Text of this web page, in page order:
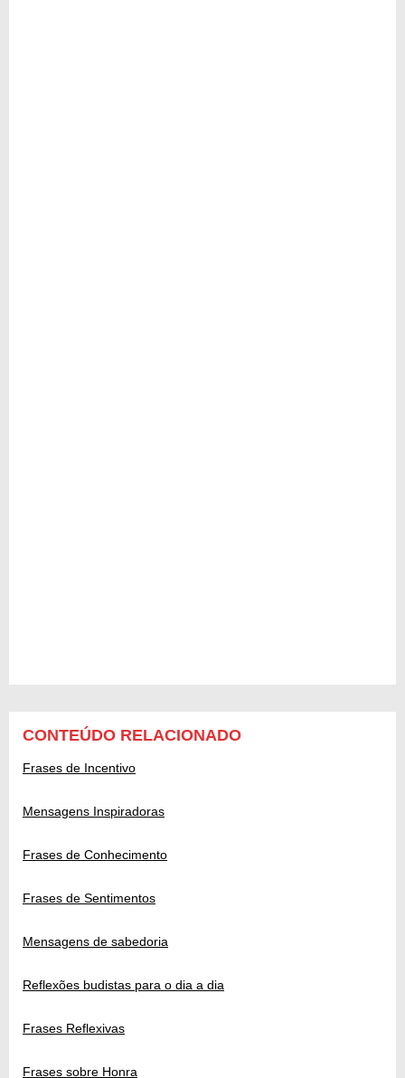
CONTEÚDO RELACIONADO
Frases de Incentivo
Mensagens Inspiradoras
Frases de Conhecimento
Frases de Sentimentos
Mensagens de sabedoria
Reflexões budistas para o dia a dia
Frases Reflexivas
Frases sobre Honra